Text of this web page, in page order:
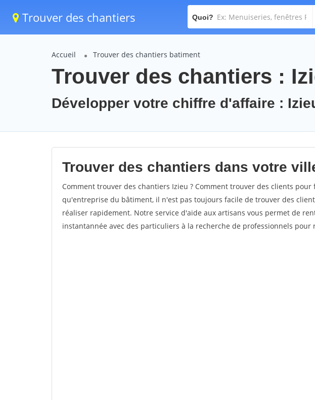
Trouver des chantiers Quoi?
Accueil Trouver des chantiers batiment
Trouver des chantiers :
Développer votre chiffre d'affaire :
Trouver des chantiers dans votre
Comment trouver des chantiers Izieu ? Comment trouver des clients pour
qu'entreprise du bâtiment, il n'est pas toujours facile de trouver des
réaliser rapidement. Notre service d'aide aux artisans vous permet de
instantannée avec des particuliers à la recherche de professionnels